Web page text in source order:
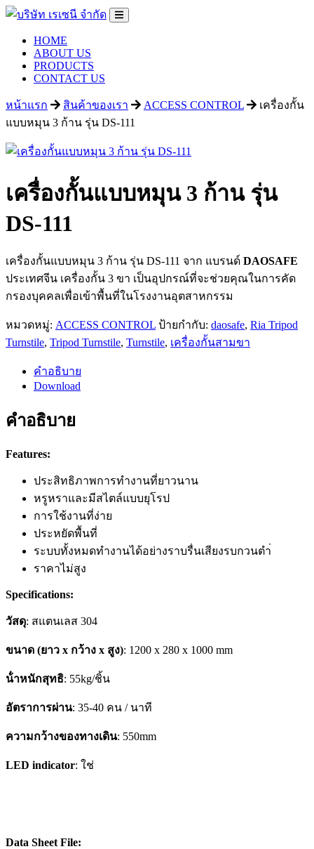
HOME
ABOUT US
PRODUCTS
CONTACT US
หน้าแรก สินค้าของเรา ACCESS CONTROL
เครื่องกั้น
แบบหมุน 3 ก้าน รุ่น DS-111
เครื่องกั้นแบบหมุน 3 ก้าน รุ่น
DS-111
เครื่องกั้นแบบหมุน 3 ก้าน รุ่น DS-111 จาก แบรนด์ DAOSAFE
ประเทศจีน เครื่องกั้น 3 ขา เป็นอุปกรณ์ที่จะช่วยคุณในการคัด
กรองบุคคลเพื่อเข้าพื้นที่ในโรงงานอุตสาหกรรม
หมวดหมู่: ACCESS CONTROL ป้ายกำกับ: daosafe, Ria Tripod
Turnstile, Tripod Turnstile, Turnstile, เครื่องกั้นสามขา
คำอธิบาย
Download
คำอธิบาย
Features:
ประสิทธิภาพการทํางานที่ยาวนาน
หรูหราและมีสไตล์แบบยุโรป
การใช้งานที่ง่าย
ประหยัดพื้นที่
ระบบทั้งหมดทํางานได้อย่างราบรื่นเสียงรบกวนตำ่
ราคาไม่สูง
Specifications:
วัสดุ: สแตนเลส 304
ขนาด (ยาว x กว้าง x สูง): 1200 x 280 x 1000 mm
น้ําหนักสุทธิ: 55kg/ชิ้น
อัตราการผ่าน: 35-40 คน / นาที
ความกว้างของทางเดิน: 550mm
LED indicator: ใช่
Data Sheet File: